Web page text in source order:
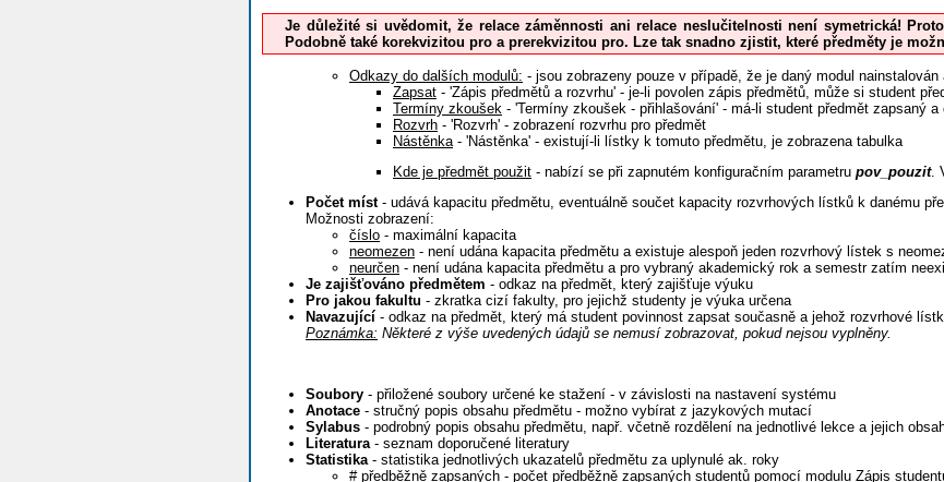
Je důležité si uvědomit, že relace záměnnosti ani relace neslučitelnosti není symetrická!
Podobně také korekvizitou pro a prerekvizitou pro. Lze tak snadno zjistit, které předměty je
Odkazy do dalších modulů: - jsou zobrazeny pouze v případě, že je daný modul
Zapsat - 'Zápis předmětů a rozvrhu' - je-li povolen zápis předmětů, může si student
Termíny zkoušek - 'Termíny zkoušek - přihlašování' - má-li student předmět zapsaný
Rozvrh - 'Rozvrh' - zobrazení rozvrhu pro předmět
Nástěnka- 'Nástěnka' - existují-li lístky k tomuto předmětu, je zobrazena tabulka
Kde je předmět použit - nabízí se při zapnutém konfiguračním parametru pov_pouzit.
Počet míst- udává kapacitu předmětu, eventuálně součet kapacity rozvrhových lístků k danému
Možnosti zobrazení:
číslo - maximální kapacita
neomezen - není udána kapacita předmětu a existuje alespoň jeden rozvrhový lístek s
neurčen - není udána kapacita předmětu a pro vybraný akademický rok a semestr zatím
Je zajišťováno předmětem - odkaz na předmět, který zajišťuje výuku
Pro jakou fakultu - zkratka cizí fakulty, pro jejichž studenty je výuka určena
Navazující - odkaz na předmět, který má student povinnost zapsat současně a jehož rozvrhové
Poznámka: Některé z výše uvedených údajů se nemusí zobrazovat, pokud nejsou vyplněny.
Soubory - přiložené soubory určené ke stažení - v závislosti na nastavení systému
Anotace - stručný popis obsahu předmětu - možno vybírat z jazykových mutací
Sylabus - podrobný popis obsahu předmětu, např. včetně rozdělení na jednotlivé lekce a jejich
Literatura - seznam doporučené literatury
Statistika - statistika jednotlivých ukazatelů předmětu za uplynulé ak. roky
# předběžně zapsaných - počet předběžně zapsaných studentů pomocí modulu Zápis